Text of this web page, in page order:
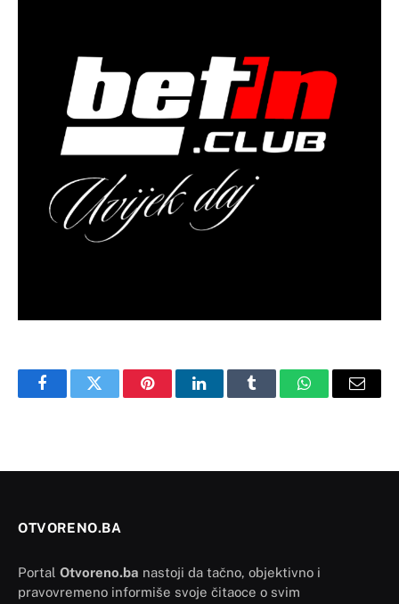
FacebookTwitter PinterestLinkedInTumblr WhatsAppEmail
OTVORENO.BA
Portal Otvoreno.ba nastoji da tačno, objektivno i
pravovremeno informiše svoje čitaoce o svim